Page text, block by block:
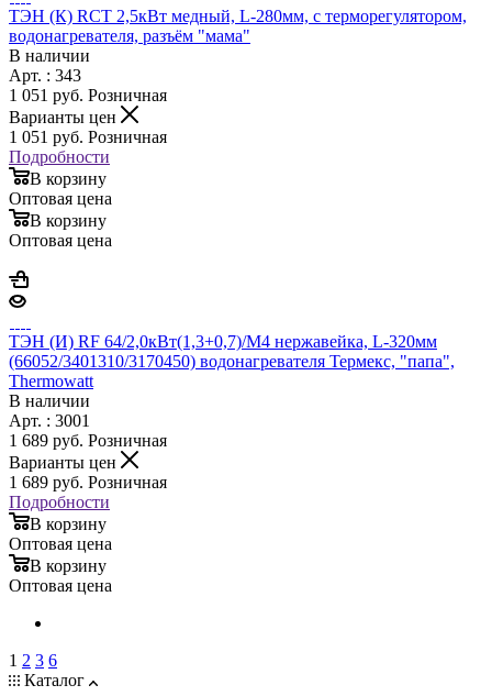
ТЭН (К) RCT 2,5кВт медный, L-280мм, с терморегулятором,
водонагревателя, разъём "мама"
В наличии
Арт. : 343
1 051 руб. Розничная
Варианты цен
1 051 руб. Розничная
Подробности
В корзину
Оптовая цена
В корзину
Оптовая цена
ТЭН (И) RF 64/2,0кВт(1,3+0,7)/М4 нержавейка, L-320мм
(66052/3401310/3170450) водонагревателя Термекс, "папа",
Thermowatt
В наличии
Арт. : 3001
1 689 руб. Розничная
Варианты цен
1 689 руб. Розничная
Подробности
В корзину
Оптовая цена
В корзину
Оптовая цена
1 2 3 6
Каталог